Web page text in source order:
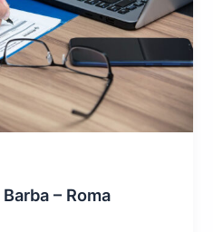
– Roma